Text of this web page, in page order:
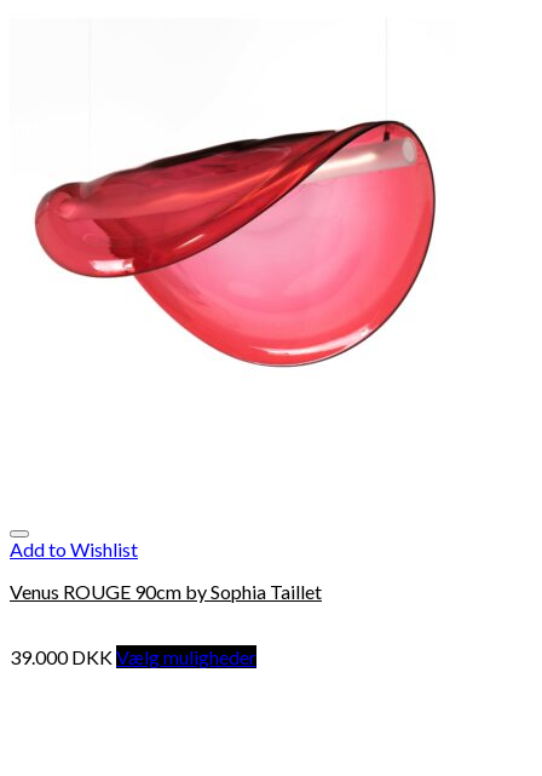
Add to Wishlist
Venus ROUGE 90cm by Sophia Taillet
39.000DKKVælg muligheder